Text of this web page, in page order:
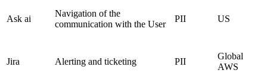
Ask ai
Navigation of the
communication with the User
PII US
Jira Alerting and ticketing PII
Global
AWS